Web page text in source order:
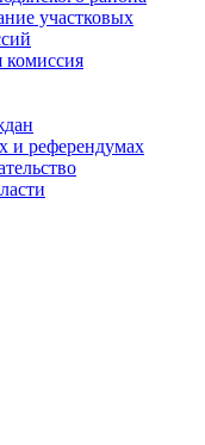
участковых
комиссия
и референдумах